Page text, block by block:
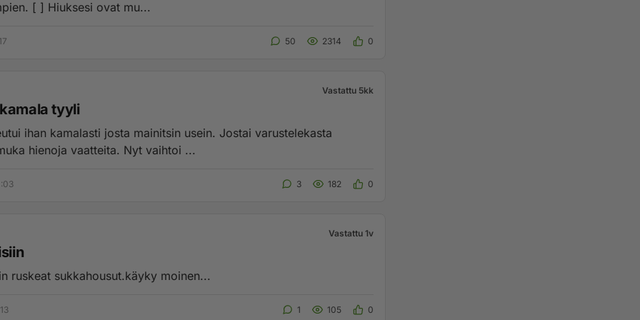
Tai molempien. [ ] Hiuksesi ovat mu...
50 2314 0
Vastattu 5kk
tyyli
ihan kamalasti josta mainitsin usein. Jostai varustelekasta
hienoja vaatteita. Nyt vaihtoi ...
3 182 0
Vastattu 1v
ruskeat sukkahousut.käyky moinen...
1 105 0